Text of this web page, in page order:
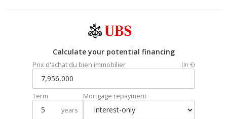
Calculate your potential financing
Prix d'achat du bien immobilier (In €)
Term
years
Mortgage repayment